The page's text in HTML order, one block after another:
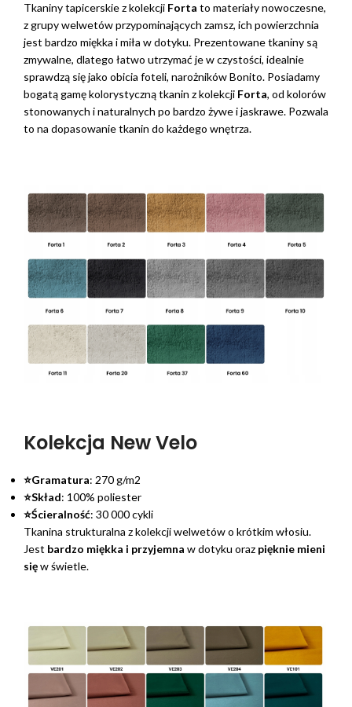
Tkaniny tapicerskie z kolekcji Forta to materiały nowoczesne,
z grupy welwetów przypominających zamsz, ich powierzchnia
jest bardzo miękka i miła w dotyku. Prezentowane tkaniny są
zmywalne, dlatego łatwo utrzymać je w czystości, idealnie
sprawdzą się jako obicia foteli, narożników Bonito. Posiadamy
bogatą gamę kolorystyczną tkanin z kolekcji Forta, od kolorów
stonowanych i naturalnych po bardzo żywe i jaskrawe. Pozwala
to na dopasowanie tkanin do każdego wnętrza.
Kolekcja New Velo
⭐Gramatura: 270 g/m2
⭐Skład: 100% poliester
⭐Ścieralność: 30 000 cykli
Tkanina strukturalna z kolekcji welwetów o krótkim włosiu.
Jest bardzo miękka i przyjemna w dotyku oraz pięknie mieni
sięw świetle.